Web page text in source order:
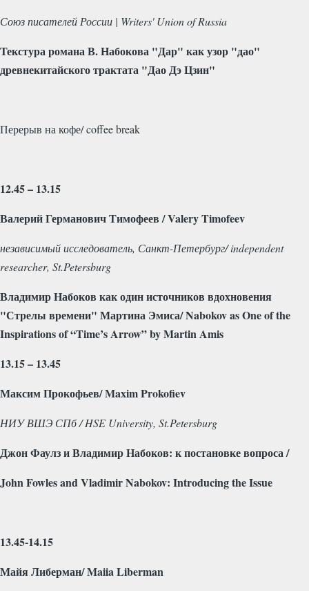
Союзписателей России | Writers' Union of Russia
Текстура романа В. Набокова "Дар" как узор "дао"
древнекитайского трактата "Дао Дэ Цзин"
Перерыв на кофе/coffeebreak
12.45 – 13.15
Валерий Германович Тимофеев /ValeryTimofeev
независимый исследователь, Санкт-Петербург/independent
researcher, St.Petersburg
Владимир Набоков как один источников вдохновения
"Стрелы времени" Мартина Эмиса/NabokovasOneofthe
Inspirationsof“Time’sArrow”byMartinAmis
13.15 – 13.45
Максим Прокофьев/ Maxim Prokofiev
НИУ ВШЭ СПб / HSE University, St.Petersburg
Джон Фаулз и Владимир Набоков: к постановке вопроса /
John Fowles and Vladimir Nabokov: Introducing the Issue
13.45-14.15
МайяЛиберман/ Maiia Liberman